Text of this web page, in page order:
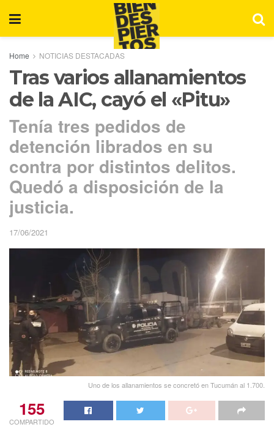
Home NOTICIAS DESTACADAS
Tras varios allanamientos
de la AIC, cayó el «Pitu»
Tenía tres pedidos de
detención librados en su
contra por distintos delitos.
Quedó a disposición de la
justicia.
17/06/2021
Uno de los allanamientos se concretó en Tucumán al 1.700.
155
COMPARTIDO